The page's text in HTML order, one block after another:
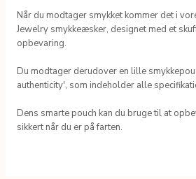
Når du modtager smykket kommer det i
Jewelry smykkeæsker, designet med et
opbevaring.
Du modtager derudover en lille
authenticity', som indeholder alle
Dens smarte pouch kan du bruge til at
sikkert når du er på farten.